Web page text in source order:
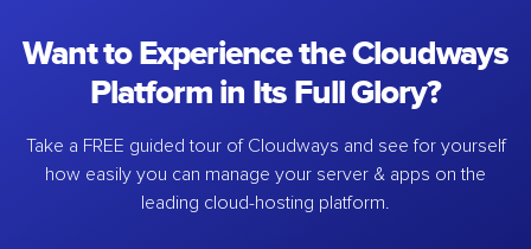
Want to Experience the Cloudways
Platform in Its Full Glory?
Take a FREE guided tour of Cloudways and see for yourself
how easily you can manage your server & apps on the
leading cloud-hosting platform.